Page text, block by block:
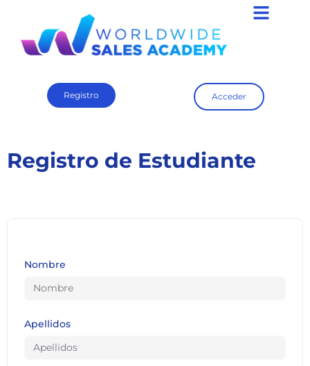
Registro Acceder
Registro de Estudiante
Nombre
Apellidos